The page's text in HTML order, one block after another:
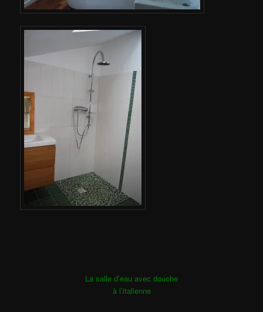
La salle d’eau avec douche
à l’italienne